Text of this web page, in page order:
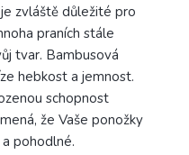
zvláště důležité pro
praních stále
tvar. Bambusová
hebkost a jemnost.
schopnost
že Vaše ponožky
pohodlné.